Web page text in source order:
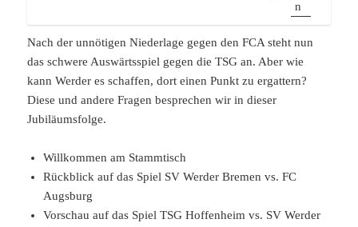
Nach der unnötigen Niederlage gegen den FCA steht nun
das schwere Auswärtsspiel gegen die TSG an. Aber wie
kann Werder es schaffen, dort einen Punkt zu ergattern?
Diese und andere Fragen besprechen wir in dieser
Jubiläumsfolge.
Willkommen am Stammtisch
Rückblick auf das Spiel SV Werder Bremen vs. FC
Augsburg
Vorschau auf das Spiel TSG Hoffenheim vs. SV Werder